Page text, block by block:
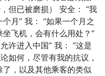
但已被磨损） 安全： “我
月” 我： “如果一个月之
飞机，会有什么用处？”
许进入中国” 我： “这是
如何，尽管有我的抗议，
，以及其他乘客的类似